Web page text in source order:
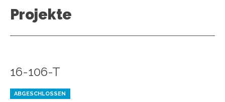
Projekte
16-106-T
ABGESCHLOSSEN